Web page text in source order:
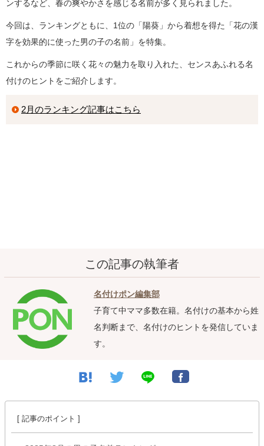
ンするなど、春の爽やかさを感じる名前が多く見られました。
今回は、ランキングともに、1位の「陽葵」から着想を得た「花の漢
字を効果的に使った男の子の名前」を特集。
これからの季節に咲く花々の魅力を取り入れた、センスあふれる名
付けのヒントをご紹介します。
2月のランキング記事はこちら
この記事の執筆者
名付けポン編集部
子育て中ママ多数在籍。名付けの基本から姓
名判断まで、名付けのヒントを発信していま
す。